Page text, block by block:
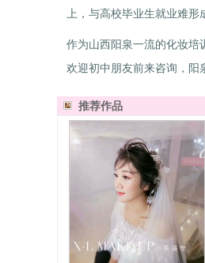
上，与高校毕业生就业难
作为山西阳泉一流的化妆培
欢迎初中朋友前来咨询，阳
推荐作品